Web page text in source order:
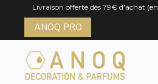
Livraison offerte dès 79€ d'achat
ANOQ PRO